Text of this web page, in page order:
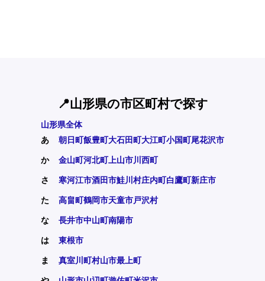
📍山形県の市区町村で探す
山形県全体
あ
朝日町飯豊町大石田町大江町小国町尾花沢市
か 金山町河北町上山市川西町
さ 寒河江市酒田市鮭川村庄内町白鷹町新庄市
た 高畠町鶴岡市天童市戸沢村
な 長井市中山町南陽市
は 東根市
ま 真室川町村山市最上町